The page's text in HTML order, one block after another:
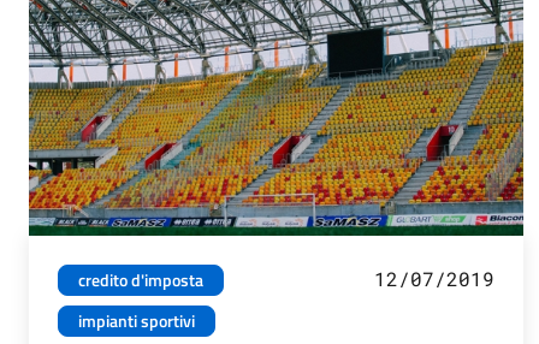
credito d'imposta
impianti sportivi
12/07/2019